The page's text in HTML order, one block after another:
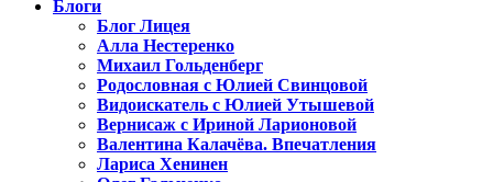
Блоги
Блог Лицея
Алла Нестеренко
Михаил Гольденберг
Родословная с Юлией Свинцовой
Видоискатель с Юлией Утышевой
Вернисаж с Ириной Ларионовой
Валентина Калачёва. Впечатления
Лариса Хенинен